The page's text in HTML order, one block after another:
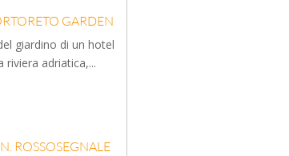
GARDEN
giardino di un hotel
riviera adriatica,...
ROSSOSEGNALE